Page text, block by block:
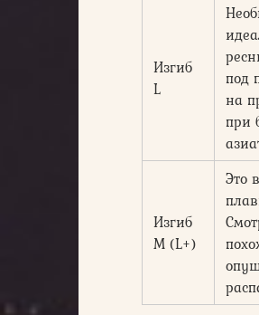
Изгиб
L
под
на
при
Изгиб
М (L+)
Это